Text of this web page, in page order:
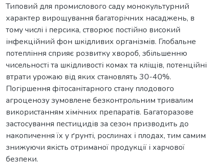
Типовий для промислового саду монокультурний
характер вирощування багаторічних насаджень, в
тому числі і персика, створює постійно високий
інфекційний фон шкідливих організмів. Глобальне
потепління сприяє розвитку хвороб, збільшенню
чисельності та шкідливості комах та кліщів, потенційні
втрати урожаю від яких становлять 30-40%.
Погіршення фітосанітарного стану плодового
агроценозу зумовлене безконтрольним тривалим
використанням хімічних препаратів. Багаторазове
застосування пестицидів за сезон призводить до
накопичення їх у ґрунті, рослинах і плодах, тим самим
знижуючи якість отриманої продукції і харчової
безпеки.